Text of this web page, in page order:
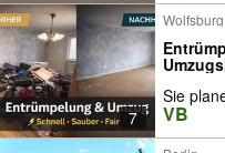
7
Wolfsburg
Sie
VB